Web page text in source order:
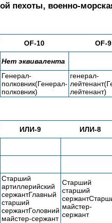
пехоты, военно-
OF-10 OF-9
Нет эквивалента
Генерал-
полковник(Генерал-
полковник)
генерал-
лейтенант)
ИЛИ-9 ИЛИ-8
Старший
артиллерийский
сержантГлавный
старший
сержантГоловний
майстер-сержант
Старший
старший
майстер-
сержант